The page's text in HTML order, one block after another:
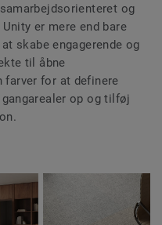
og
er mere end bare
skabe engagerende og
til åbne
farver for at definere
op og tilføj